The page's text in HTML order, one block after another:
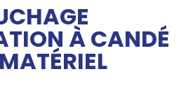
À CANDÉ